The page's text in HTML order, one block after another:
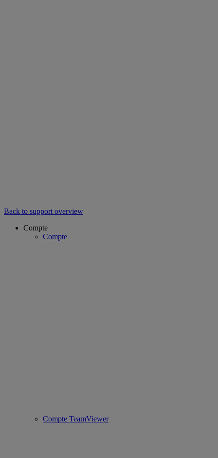
Back to support overview
Compte
Compte
Compte TeamViewer